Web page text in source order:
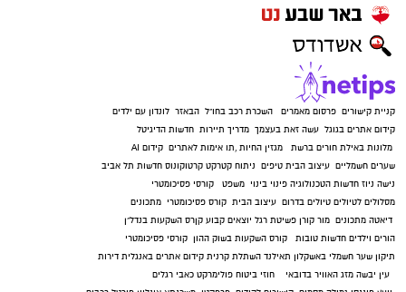
קניית קישורים פרסום מאמרים השכרת רכב בחו"ל הבאזר לונדון עם ילדים
קידום אתרים בגוגל עשה זאת בעצמך מדריך תיירות חדשות הדיגיטל
מלונות באילת חורים ברשת מגזין החיות ,תו אימות לאתרים קידום AI
שערים חשמליים עיצוב הבית טיפים ניתוח קטרקט קרטוקונוס חדשות תל אביב
נישה ניוז חדשות הטכנולוגיה פינוי בינוי משפט
קורסי פסיכומטרי
מסלולים לטיולים טיולים בדרום עיצוב הבית קורס פסיכומטרי מתכונים
דיאטה מתכונים מור קורן פשיטת רגל יוצאים קבוע קןרס השקעות בנדל"ן
הורים וילדים חדשות טובות קורס השקעות בשוק ההון קורסי פסיכומטרי
תיקון שער חשמלי באשקלון תאילנד השתלת קרנית קידום אתרים באנגלית דירות
עין יבשה מזג האוויר בדובאי חוזי ביטוח פולימרקט כאבי רגלים